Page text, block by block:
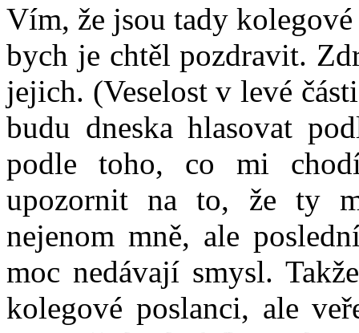
Vím, že jsou tady kolegové
bych je chtěl pozdravit.
jejich. (Veselost v levé
budu dneska hlasovat
podle toho, co mi
upozornit na to, že ty
nejenom mně, ale
moc nedávají smysl.
kolegové poslanci, ale